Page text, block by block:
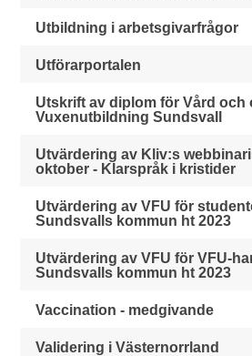
Utbildning i arbetsgivarfrågor
Utförarportalen
Utskrift av diplom för Vård och
Vuxenutbildning Sundsvall
Utvärdering av Kliv:s
oktober - Klarspråk i kristider
Utvärdering av VFU för
Sundsvalls kommun ht 2023
Utvärdering av VFU för VFU-
Sundsvalls kommun ht 2023
Vaccination - medgivande
Validering i Västernorrland